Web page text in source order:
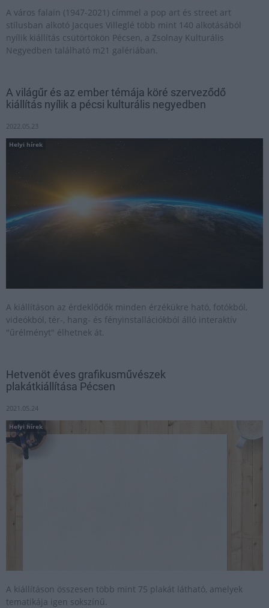
A város falain (1947-2021) címmel a pop art és street art
stílusban alkotó Jacques Villeglé több mint 140 alkotásából
nyílik kiállítás csütörtökön Pécsen, a Zsolnay Kulturális
Negyedben található m21 galériában.
A világűr és az ember témája köré szerveződő
kiállítás nyílik a pécsi kulturális negyedben
2022.05.23
Helyi hírek
A kiállításon az érdeklődők minden érzékükre ható, fotókból,
videókból, tér-, hang- és fényinstallációkból álló interaktív
"űrélményt" élhetnek át.
Hetvenöt éves grafikusművészek
plakátkiállítása Pécsen
2021.05.24
Helyi hírek
A kiállításon összesen több mint 75 plakát látható, amelyek
tematikája igen sokszínű.